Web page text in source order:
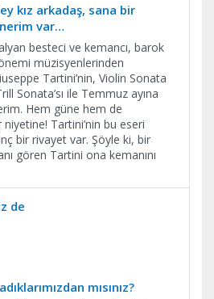
kız arkadaş, sana bir
var…
besteci ve kemancı, barok
müzisyenlerinden
Tartini’nin, Violin Sonata
Sonata’sı ile Temmuz ayına
Hem güne hem de
Tartini’nin bu eseri
bir rivayet var. Şöyle ki, bir
gören Tartini ona kemanını
de
mısınız?